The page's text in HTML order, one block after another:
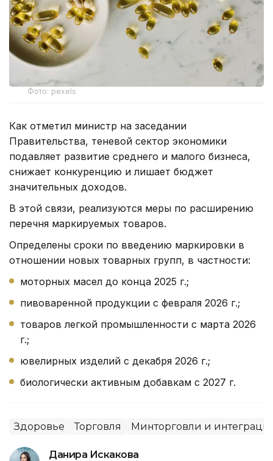
Фото: pexels
Как отметил министр на заседании
Правительства, теневой сектор экономики
подавляет развитие среднего и малого бизнеса,
снижает конкуренцию и лишает бюджет
значительных доходов.
В этой связи, реализуются меры по расширению
перечня маркируемых товаров.
Определены сроки по введению маркировки в
отношении новых товарных групп, в частности:
моторных масел до конца 2025 г.;
пивоваренной продукции с февраля 2026 г.;
товаров легкой промышленности с марта 2026
г.;
ювелирных изделий с декабря 2026 г.;
биологически активным добавкам с 2027 г.
Здоровье Торговля Минторговли и
Данира Искакова